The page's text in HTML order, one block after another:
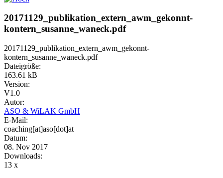
20171129_publikation_extern_awm_gekonnt-
kontern_susanne_waneck.pdf
20171129_publikation_extern_awm_gekonnt-
kontern_susanne_waneck.pdf
Dateigröße:
163.61 kB
Version:
V1.0
Autor:
ASO & WiLAK GmbH
E-Mail:
coaching[at]aso[dot]at
Datum:
08. Nov 2017
Downloads:
13 x